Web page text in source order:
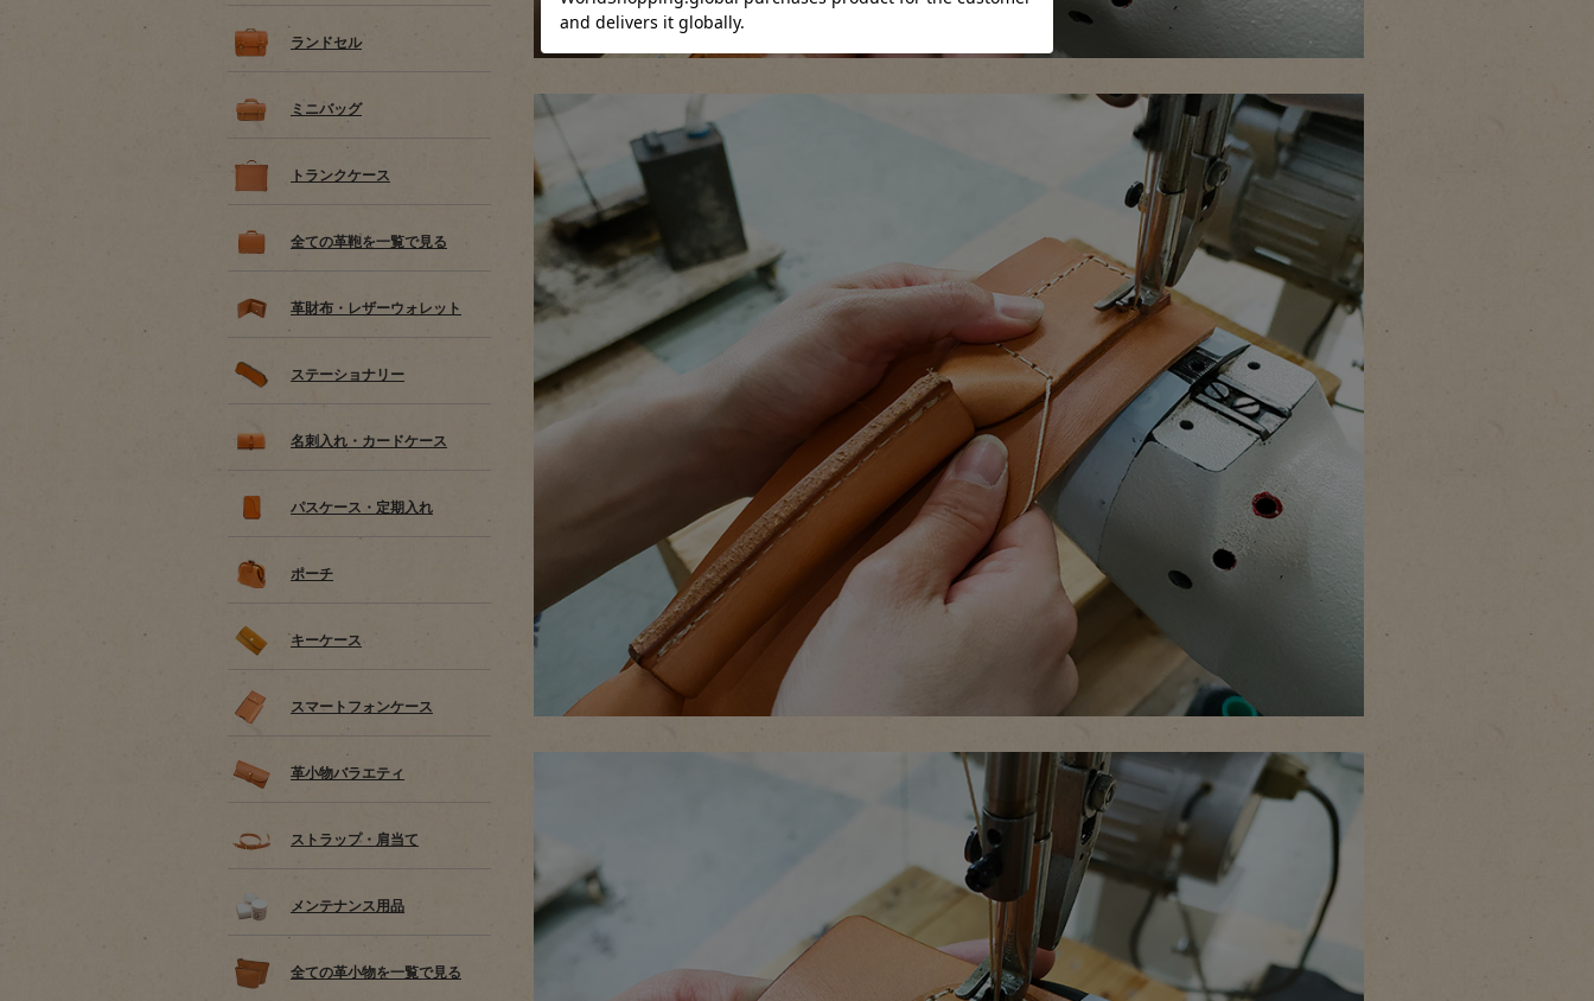
ランドセル
ミニバッグ
トランクケース
全ての革鞄を一覧で見る
革財布・レザーウォレット
ステーショナリー
名刺入れ・カードケース
パスケース・定期入れ
ポーチ
キーケース
スマートフォンケース
革小物バラエティ
ストラップ・肩当て
メンテナンス用品
全ての革小物を一覧で見る